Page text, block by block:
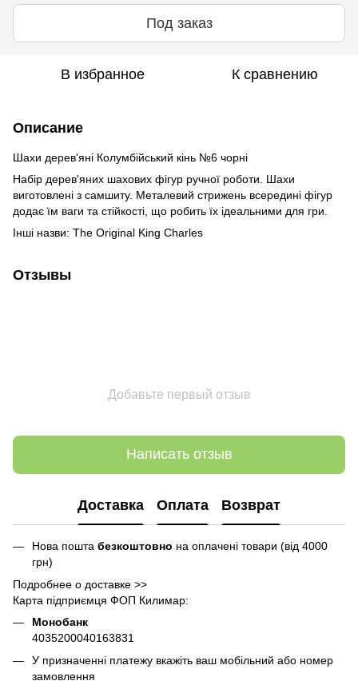
Под заказ
В избранное К сравнению
Описание
Шахи дерев'яні Колумбійський кінь №6 чорні
Набір дерев'яних шахових фігур ручної роботи. Шахи
виготовлені з самшиту. Металевий стрижень всередині фігур
додає їм ваги та стійкості, що робить їх ідеальними для гри.
Інші назви: The Original King Charles
Отзывы
Добавьте первый отзыв
Написать отзыв
Доставка Оплата Возврат
Нова пошта безкоштовно на оплачені товари (від 4000
грн)
Подробнее о доставке >>
Карта підприємця ФОП Килимар:
Монобанк
4035200040163831
У призначенні платежу вкажіть ваш мобільний або номер
замовлення